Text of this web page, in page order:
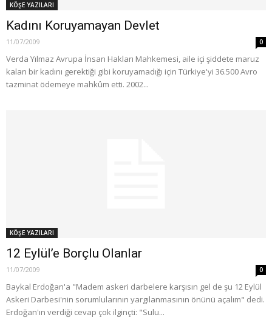
KÖŞE YAZILARI
Kadını Koruyamayan Devlet
11/07/2009 0
Verda Yılmaz Avrupa İnsan Hakları Mahkemesi, aile içi şiddete maruz
kalan bir kadını gerektiği gibi koruyamadığı için Türkiye'yi 36.500 Avro
tazminat ödemeye mahkûm etti. 2002...
KÖŞE YAZILARI
12 Eylül’e Borçlu Olanlar
11/07/2009 0
Baykal Erdoğan'a "Madem askeri darbelere karşısın gel de şu 12 Eylül
Askeri Darbesi'nin sorumlularının yargılanmasının önünü açalım" dedi.
Erdoğan'ın verdiği cevap çok ilginçti: "Sulu...